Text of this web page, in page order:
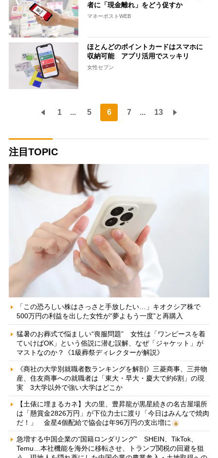
者に「現金離れ」をどう促すか
マネーポストWEB
ほとんどのポイントカードはスマホに
収納可能 アプリ活用でスッキリ
女性セブン
1 ... 5 6 7 ... 13
注目TOPIC
「この恐ろしい株はさっさと手放したい…」キオクシア株で
500万円の利益を出した女性が“夢よもう一度”と再購入
猛暑のお葬式で悩ましい“喪服問題” 女性は「ワンピースを着
ていけばOK」という俗説に潜む誤解、なぜ「ジャケット」が
マストなのか？《1級葬祭ディレクターが解説》
《商社の大学別就職者数ランキングを解剖》三菱商事、三井物
産、住友商事への就職者は「東大・早大・慶大で約6割」の現
実 3大学以外で強い大学はどこか
【土俵に埋まるカネ】大の里、豊昇龍が黒星続きの名古屋場所
は「懸賞金2826万円」が下位力士に渡り「今日はみんなで焼肉
だ！」 金星4個配給で協会は年96万円の支出増に
急増する中国企業の“国籍ロンダリング” SHEIN、TikTok、
Temu…本社機能を海外に移転させ、トランプ関税の回避を狙